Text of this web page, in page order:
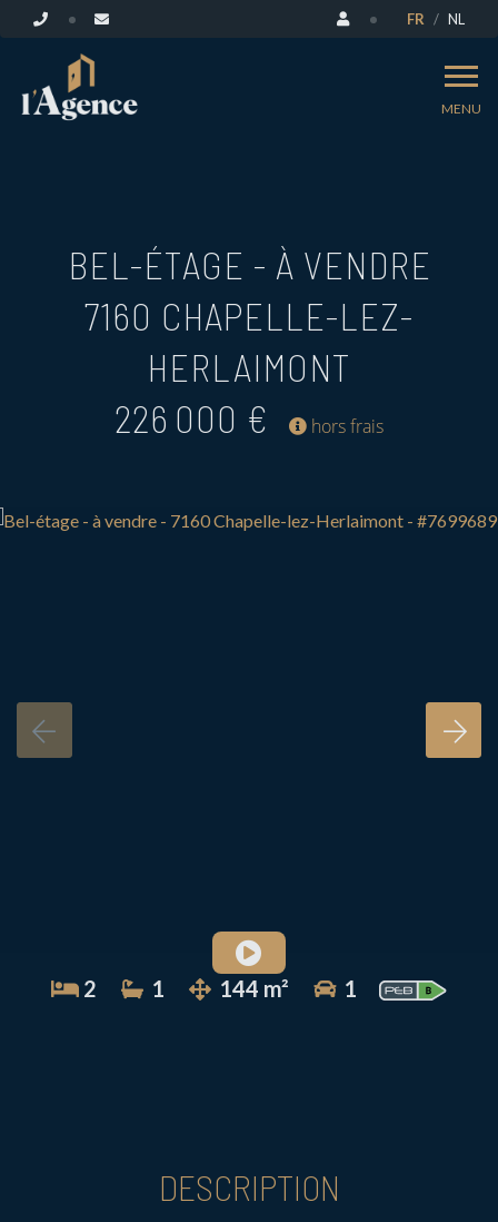
FR NL
MENU
BEL-ÉTAGE - À VENDRE
7160 CHAPELLE-LEZ-
HERLAIMONT
226 000 €
hors frais
2 1 144 m² 1
DESCRIPTION